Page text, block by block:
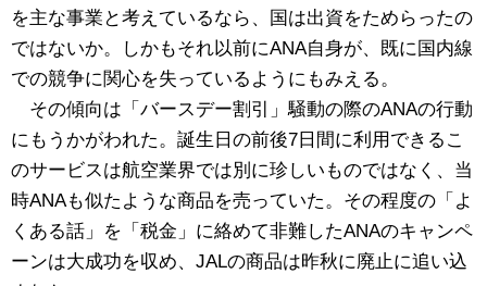
を主な事業と考えているなら、国は出資をためらったの
ではないか。しかもそれ以前にANA自身が、既に国内線
での競争に関心を失っているようにもみえる。
その傾向は「バースデー割引」騒動の際のANAの行動
にもうかがわれた。誕生日の前後7日間に利用できるこ
のサービスは航空業界では別に珍しいものではなく、当
時ANAも似たような商品を売っていた。その程度の「よ
くある話」を「税金」に絡めて非難したANAのキャンペ
ーンは大成功を収め、JALの商品は昨秋に廃止に追い込